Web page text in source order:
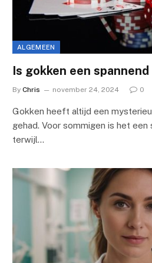
ALGEMEEN
Is gokken een
By Chris november 24, 2024 0
Gokken heeft altijd een
gehad. Voor sommigen is het een
terwijl…